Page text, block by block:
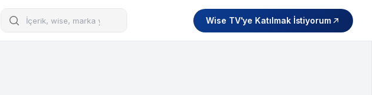
Arama Wise TV'ye Katılmak İstiyorum